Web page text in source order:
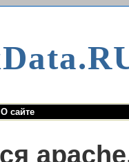
О сайте